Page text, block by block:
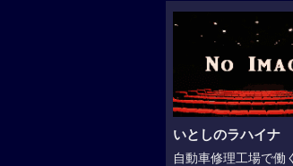
いとしのラハイナ
自動車修理工場で働